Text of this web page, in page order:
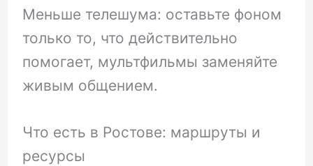
Меньше телешума: оставьте фоном
только то, что действительно
помогает, мультфильмы заменяйте
живым общением.
Что есть в Ростове: маршруты и
ресурсы